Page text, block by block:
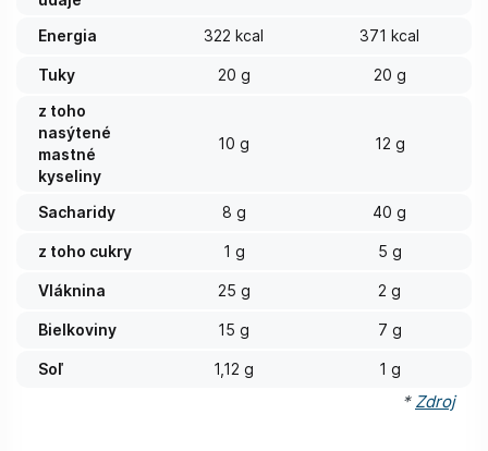
Energia
322 kcal
371 kcal
Tuky
20 g
20 g
z toho
nasýtené
mastné
kyseliny
10 g 12 g
Sacharidy 8 g
40 g
z toho cukry
1 g
5 g
Vláknina
25 g
2 g
Bielkoviny
15 g
7 g
Soľ
1,12 g 1 g
* Zdroj